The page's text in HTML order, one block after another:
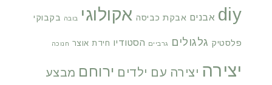
diy אבנים אבקת כביסה אקולוגי בובה בקבוקי
פלסטיק גלגולים גרביים הסטודיו חידת אוצר חנוכה
יצירה יצירה עם ילדים ירוחם מבצע